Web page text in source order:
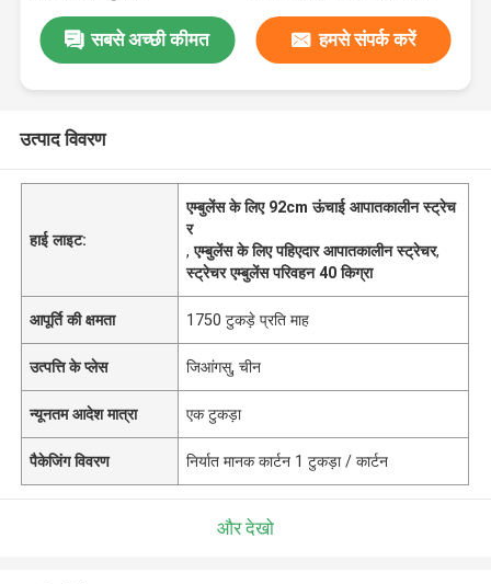
सबसे अच्छी कीमत हमसे संपर्क करें
उत्पाद विवरण
हाई लाइट:
एम्बुलेंस के लिए 92cm ऊंचाई आपातकालीन स्ट्रेच
र
,एम्बुलेंस के लिए पहिएदार आपातकालीन स्ट्रेचर,
स्ट्रेचर एम्बुलेंस परिवहन 40 किग्रा
आपूर्ति की क्षमता 1750 टुकड़े प्रति माह
उत्पत्ति के प्लेस जिआंगसु, चीन
न्यूनतम आदेश मात्रा एक टुकड़ा
पैकेजिंग विवरण निर्यात मानक कार्टन 1 टुकड़ा / कार्टन
और देखो